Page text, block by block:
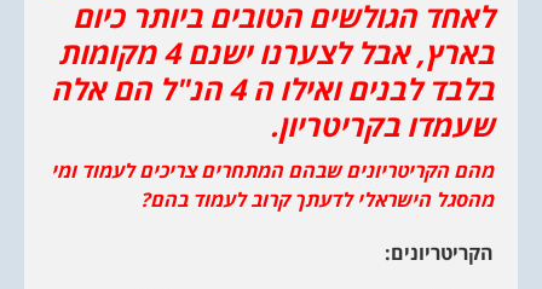
לאחד הגולשים הטובים ביותר כיום
בארץ, אבל לצערנו ישנם 4 מקומות
בלבד לבנים ואילו ה 4 הנ"ל הם אלה
שעמדו בקריטריון.
מהם הקריטריונים שבהם המתחרים צריכים לעמוד ומי
מהסגל הישראלי לדעתך קרוב לעמוד בהם?
הקריטריונים: